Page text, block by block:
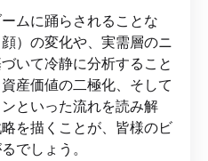
ムに踊らされることな
）の変化や、実需層のニ
いて冷静に分析すること
産価値の二極化、そして
といった流れを読み解
を描くことが、皆様のビ
でしょう。